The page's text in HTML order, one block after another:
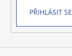
PŘIHLÁSIT SE